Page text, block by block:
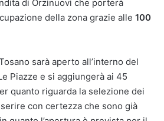
di Orzinuovi che porterà
della zona grazie alle 100
sarà aperto all’interno del
Piazze e si aggiungerà ai 45
quanto riguarda la selezione dei
con certezza che sono già